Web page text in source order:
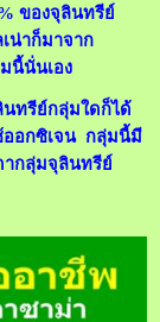
ของจุลินทรีย์
น่าก็มาจาก
นี้นั่นเอง
นทรีย์กลุ่มใดก็ได้
ออกซิเจน กลุ่มนี้มี
กลุ่มจุลินทรีย์